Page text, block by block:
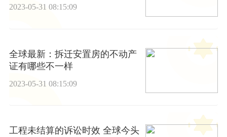
2023-05-31 08:15:09
全球最新：拆迁安置房的不动产
证有哪些不一样
2023-05-31 08:15:09
工程未结算的诉讼时效 全球今头